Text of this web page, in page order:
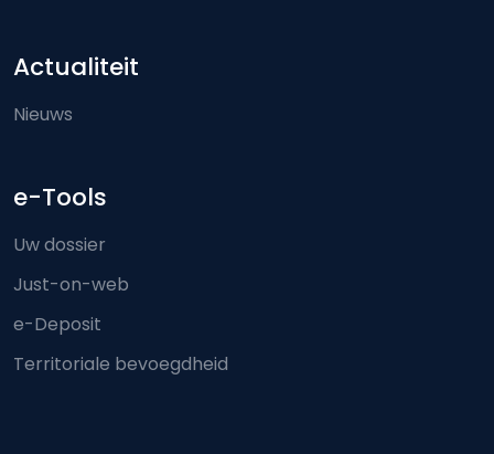
Actualiteit
Nieuws
e-Tools
Uw dossier
Just-on-web
e-Deposit
Territoriale bevoegdheid